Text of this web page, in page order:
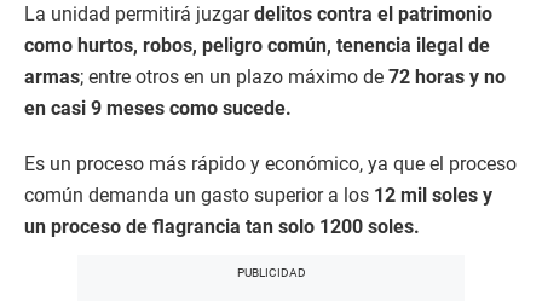
La unidad permitirá juzgardelitos contra el patrimonio
como hurtos, robos, peligro común, tenencia ilegal de
armas; entre otros en un plazo máximo de 72 horas y no
en casi 9 meses como sucede.
Es un proceso más rápido y económico, ya que el proceso
común demanda un gasto superior a los 12 mil soles y
un proceso de flagrancia tan solo 1200 soles.